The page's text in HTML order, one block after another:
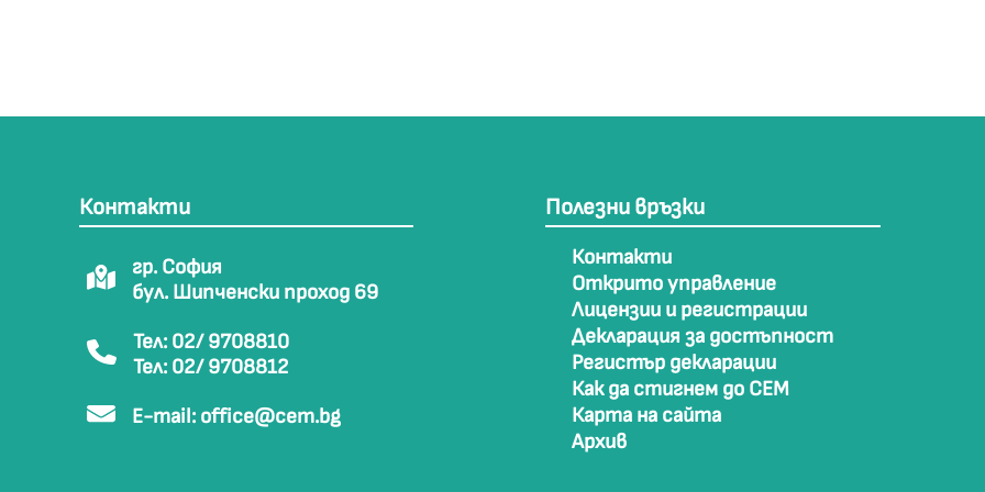
Контакти
гр. София
бул. Шипченски проход 69
Тел: 02/ 9708810
Тел: 02/ 9708812
E-mail: office@cem.bg
Полезни връзки
Контакти
Открито управление
Лицензии и регистрации
Декларация за достъпност
Регистър декларации
Как да стигнем до СЕМ
Карта на сайта
Архив